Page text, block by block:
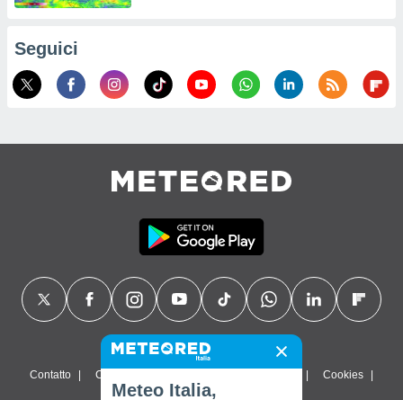
Seguici
Contatto Chi siamo Cookies
Meteo Italia,